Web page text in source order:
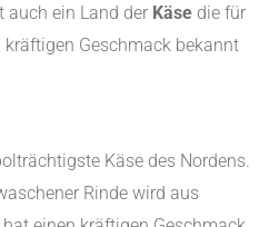
auch ein Land der Käse die für
Geschmack bekannt
Käse des Nordens.
Rinde wird aus